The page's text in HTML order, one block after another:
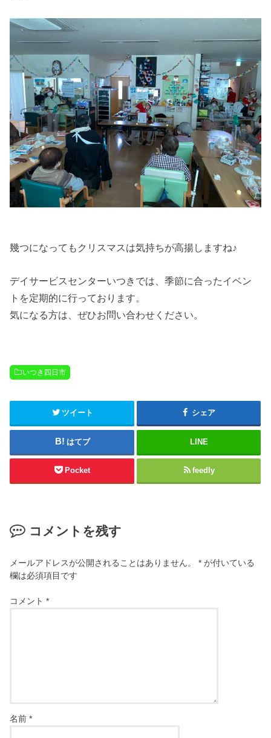
幾つになってもクリスマスは気持ちが高揚しますね♪
デイサービスセンターいつきでは、季節に合ったイベン
トを定期的に行っております。
気になる方は、ぜひお問い合わせください。
いつき四日市
ツイート シェア
はてブ LINE
Pocket feedly
コメントを残す
メールアドレスが公開されることはありません。 * が付いている
欄は必須項目です
コメント*
名前*